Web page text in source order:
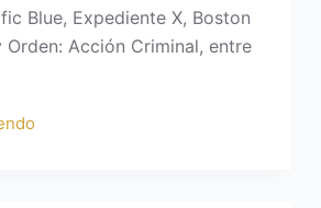
Blue, Expediente X, Boston
Orden: Acción Criminal, entre